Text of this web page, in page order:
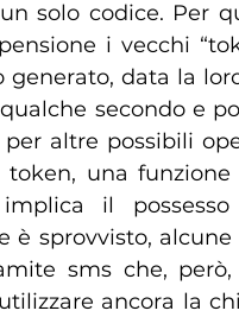
solo codice. Per
i vecchi
data la
secondo e
altre possibili
una funzione
il
è sprovvisto,
sms che,
ancora la